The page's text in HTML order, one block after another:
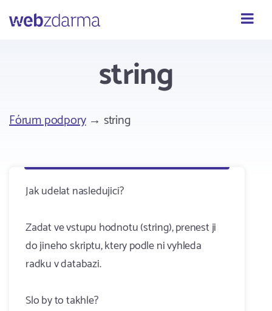
Webzdarma
string
Fórum podpory→ string
Jak udelat nasledujici?
Zadat ve vstupu hodnotu (string), prenest ji
do jineho skriptu, ktery podle ni vyhleda
radku v databazi.
Slo by to takhle?